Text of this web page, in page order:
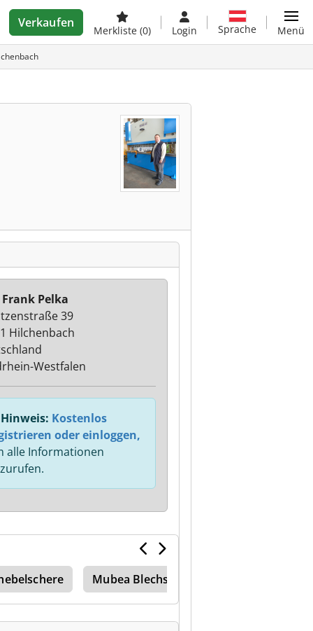
Verkaufen
Merkliste (0) Login Sprache Menü
Pelka
39
Hilchenbach
Westfalen
Kostenlos
oder einloggen,
alle Informationen
Mubea Blechschere